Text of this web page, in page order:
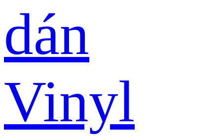
dán
Vinyl